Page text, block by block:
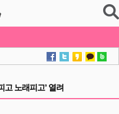
고 노래피고’ 열려